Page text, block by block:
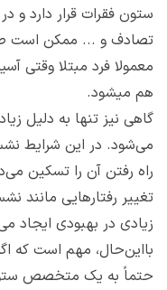
ستون فقرات قرار دارد و
تصادف و ... ممکن است
معمولا فرد مبتلا وقتی
هم میشود.
گاهی نیز تنها به دلیل
می‌شود. در این شرایط
راه رفتن آن را تسکین
تغییر رفتارهایی مانند
زیادی در بهبودی ایجاد
بااین‌حال، مهم است که
حتماً به یک متخصص